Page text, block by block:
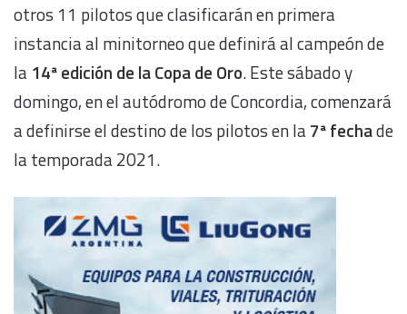
otros 11 pilotos que clasificarán en primera
instancia al minitorneo que definirá al campeón de
la 14ª edición de la Copa de Oro. Este sábado y
domingo, en el autódromo de Concordia, comenzará
a definirse el destino de los pilotos en la7ª fechade
la temporada 2021.